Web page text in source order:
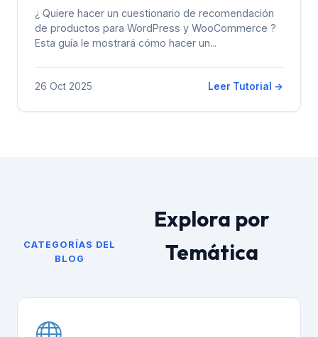
¿ Quiere hacer un cuestionario de recomendación
de productos para WordPress y WooCommerce ?
Esta guía le mostrará cómo hacer un...
26 Oct 2025 Leer Tutorial →
CATEGORÍAS DEL
BLOG
Explora por
Temática